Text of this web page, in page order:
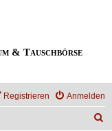
& Tauschbörse
Anmelden
Registrieren